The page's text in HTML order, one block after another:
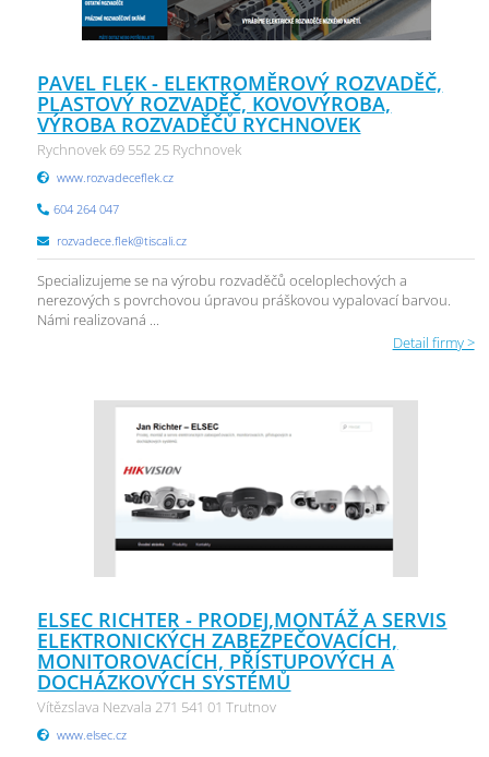
PAVEL FLEK - ELEKTROMĚROVÝ ROZVADĚČ,
PLASTOVÝ ROZVADĚČ, KOVOVÝROBA,
VÝROBA ROZVADĚČŮ RYCHNOVEK
Rychnovek 69 552 25 Rychnovek
www.rozvadeceflek.cz
604 264 047
rozvadece.flek@tiscali.cz
Specializujeme se na výrobu rozvaděčů oceloplechových a
nerezových s povrchovou úpravou práškovou vypalovací barvou.
Námi realizovaná ...
Detail firmy >
ELSEC RICHTER - PRODEJ,MONTÁŽ A SERVIS
ELEKTRONICKÝCH ZABEZPEČOVACÍCH,
MONITOROVACÍCH, PŘÍSTUPOVÝCH A
DOCHÁZKOVÝCH SYSTÉMŮ
Vítězslava Nezvala 271 541 01 Trutnov
www.elsec.cz